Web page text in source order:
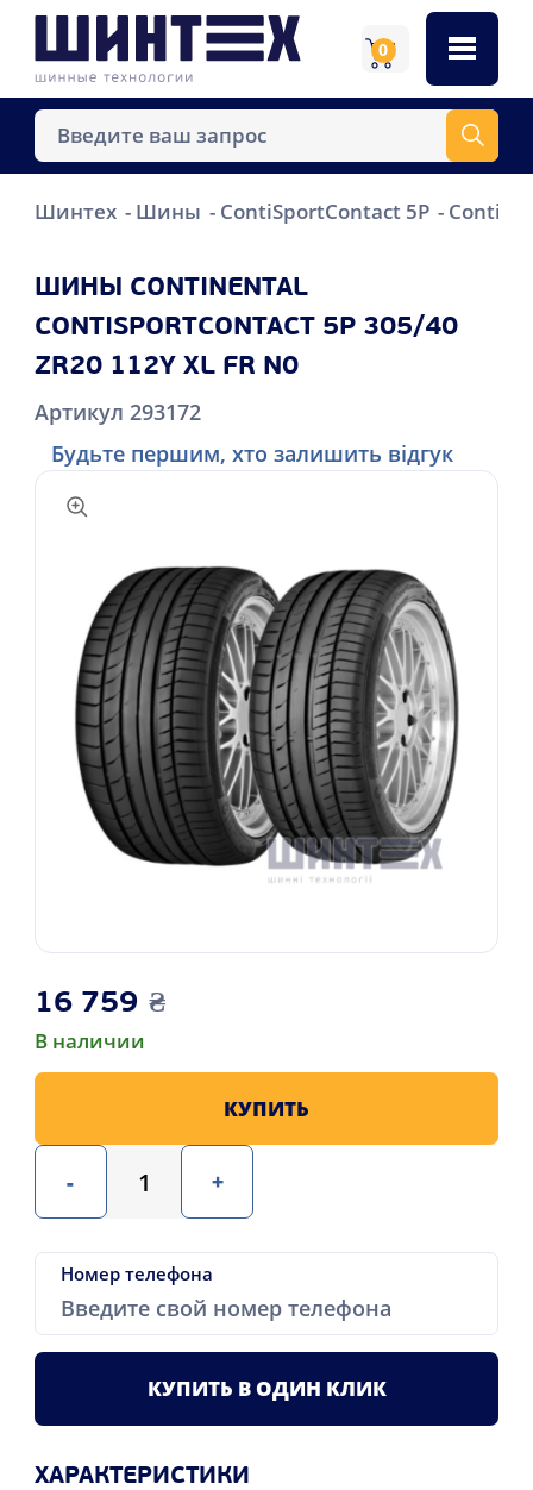
0
Шинтех Шины ContiSportContact 5P
ШИНЫ CONTINENTAL
CONTISPORTCONTACT 5P 305/40
ZR20 112Y XL FR N0
Артикул 293172
Будьте першим, хто залишить відгук
16 759 ₴
В наличии
- +
КУПИТЬ
Номер телефона
КУПИТЬ В ОДИН КЛИК
ХАРАКТЕРИСТИКИ